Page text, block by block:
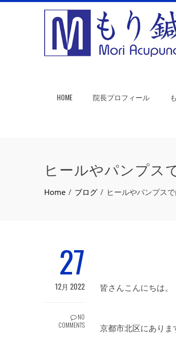
HOME 院長プロフィール
ヒールやパンプス
Home ブログ ヒールやパンプス
27
12月 2022
NO
COMMENTS
皆さんこんにちは。
京都市北区にありま